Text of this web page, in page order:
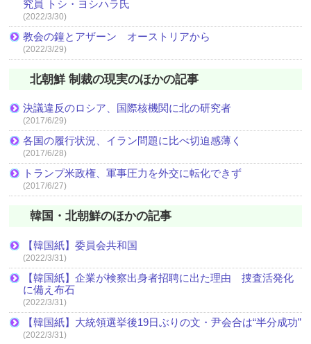
究員 トシ・ヨシハラ氏
(2022/3/30)
教会の鐘とアザーン オーストリアから
(2022/3/29)
北朝鮮 制裁の現実のほかの記事
決議違反のロシア、国際核機関に北の研究者
(2017/6/29)
各国の履行状況、イラン問題に比べ切迫感薄く
(2017/6/28)
トランプ米政権、軍事圧力を外交に転化できず
(2017/6/27)
韓国・北朝鮮のほかの記事
【韓国紙】委員会共和国
(2022/3/31)
【韓国紙】企業が検察出身者招聘に出た理由 捜査活発化
に備え布石
(2022/3/31)
【韓国紙】大統領選挙後19日ぶりの文・尹会合は“半分成功”
(2022/3/31)